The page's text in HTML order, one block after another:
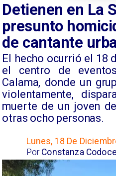
Detienen en La
presunto
de cantante
El hecho ocurrió el 18
el centro de
Calama, donde un
violentamente,
muerte de un joven
otras ocho personas.
Lunes, 18 De
Constanza
Por